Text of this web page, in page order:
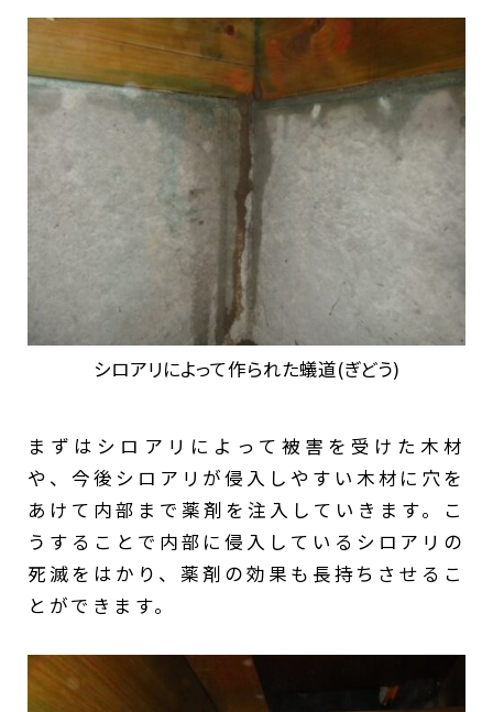
シロアリによって作られた蟻道(ぎどう)
まずはシロアリによって被害を受けた木材
や、今後シロアリが侵入しやすい木材に穴を
あけて内部まで薬剤を注入していきます。こ
うすることで内部に侵入しているシロアリの
死滅をはかり、薬剤の効果も長持ちさせるこ
とができます。